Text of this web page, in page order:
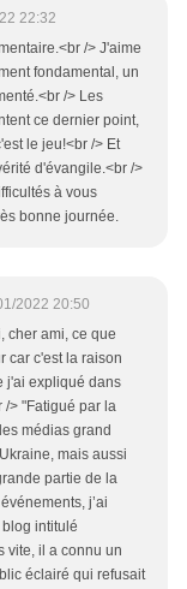
22:32
/> J'aime
fondamental, un
/> Les
ce dernier point,
le jeu!<br /> Et
d'évangile.<br />
à vous
bonne journée.
2022 20:50
cher ami, ce que
car c'est la raison
j'ai expliqué dans
/> "Fatigué par la
médias grand
mais aussi
partie de la
j’ai
intitulé
vite, il a connu un
éclairé qui refusait